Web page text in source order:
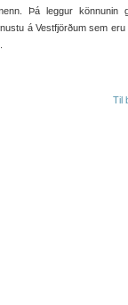
Þá leggur könnunin
á Vestfjörðum sem
Til